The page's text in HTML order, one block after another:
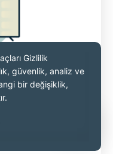
İndirin
girin ve
seçin ve